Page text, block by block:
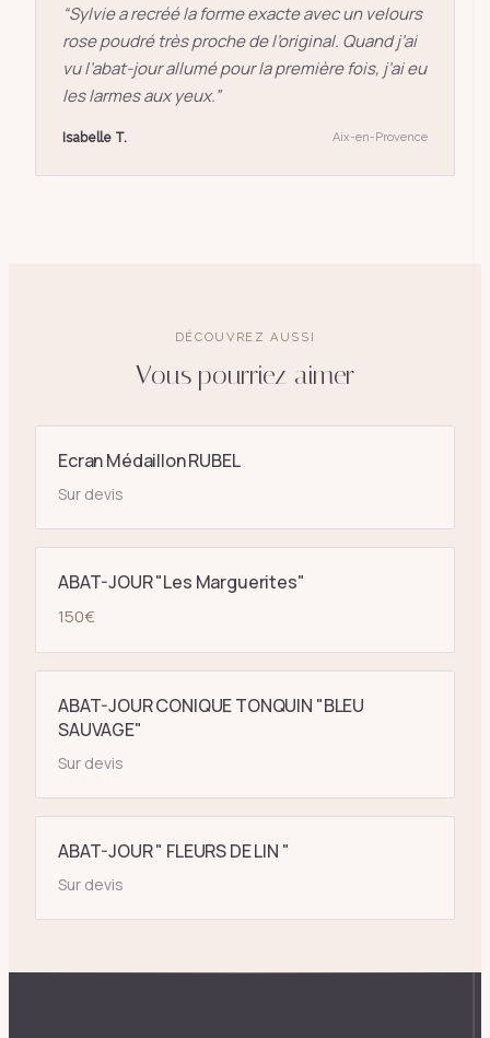
“Sylvie a recréé la forme exacte avec un velours
rose poudré très proche de l’original. Quand j’ai
vu l’abat-jour allumé pour la première fois, j’ai eu
les larmes aux yeux.”
Isabelle T. Aix-en-Provence
DÉCOUVREZ AUSSI
Vous pourriez aimer
Ecran Médaillon RUBEL
Sur devis
ABAT-JOUR "Les Marguerites"
150€
ABAT-JOUR CONIQUE TONQUIN "BLEU
SAUVAGE"
Sur devis
ABAT-JOUR " FLEURS DE LIN "
Sur devis